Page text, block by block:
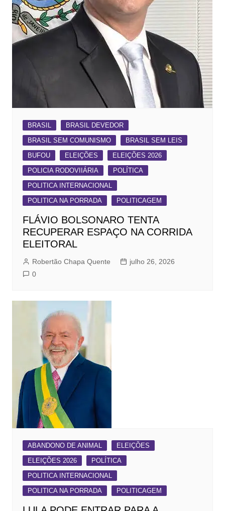
BRASIL
BRASIL DEVEDOR
BRASIL SEM COMUNISMO
BRASIL SEM LEIS
BUFOU
ELEIÇÕES
ELEIÇÕES 2026
POLICIA RODOVIIÁRIA
POLÍTICA
POLITICA INTERNACIONAL
POLITICA NA PORRADA
POLITICAGEM
FLÁVIO BOLSONARO TENTA
RECUPERAR ESPAÇO NA CORRIDA
ELEITORAL
Robertão Chapa Quente
julho 26, 2026
0
ABANDONO DE ANIMAL
ELEIÇÕES
ELEIÇÕES 2026
POLÍTICA
POLITICA INTERNACIONAL
POLITICA NA PORRADA
POLITICAGEM